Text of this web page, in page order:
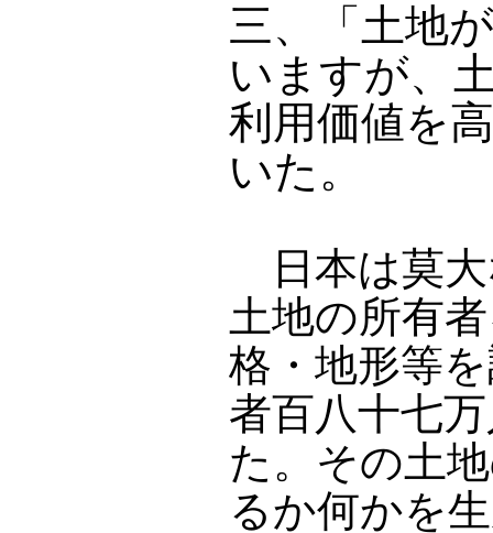
三、「土地
いますが、
利用価値を
いた。
日本は莫大
土地の所有
格・地形等
者百八十七
た。その土
るか何かを